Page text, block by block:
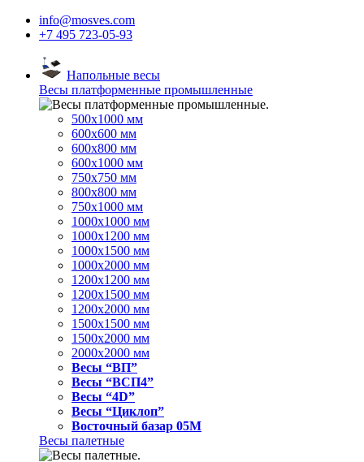
info@mosves.com
+7 495 723-05-93
Напольные весы
Весы платформенные промышленные
500x1000 мм
600x600 мм
600x800 мм
600x1000 мм
750x750 мм
800x800 мм
750x1000 мм
1000x1000 мм
1000x1200 мм
1000x1500 мм
1000x2000 мм
1200x1200 мм
1200x1500 мм
1200x2000 мм
1500x1500 мм
1500x2000 мм
2000x2000 мм
Весы “ВП”
Весы “ВСП4”
Весы “4D”
Весы “Циклоп”
Восточный базар 05M
Весы палетные